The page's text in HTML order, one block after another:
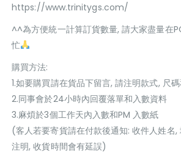
https://www.trinitygs.com/
^^為方便統一計算訂貨數量, 請大家盡量在
忙
購買方法:
1.如要購買請在貨品下留言, 請注明款式, 尺
2.同事會於24小時內回覆落單和入數資料
3.麻煩於3個工作天內入數和PM 入數紙
(客人若要寄貨請在付款後通知: 收件人姓名,
注明, 收貨時間會有延誤)